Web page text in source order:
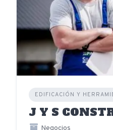
EDIFICACIÓN Y
J Y S
Negocios